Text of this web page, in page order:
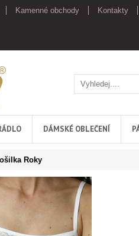
Kamenné obchody
Kontakty
DÁMSKÉ OBLEČENÍ
Roky